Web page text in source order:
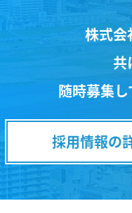
株式会
共
随時募集し
採用情報の